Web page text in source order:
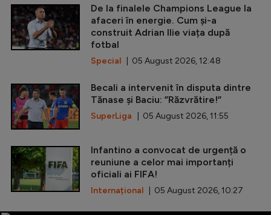
De la finalele Champions League la
afaceri în energie. Cum și-a
construit Adrian Ilie viața după
fotbal
Special | 05 August 2026, 12:48
Becali a intervenit în disputa dintre
Tănase și Baciu: ”Răzvrătire!”
SuperLiga | 05 August 2026, 11:55
Infantino a convocat de urgență o
reuniune a celor mai importanți
oficiali ai FIFA!
Internațional | 05 August 2026, 10:27